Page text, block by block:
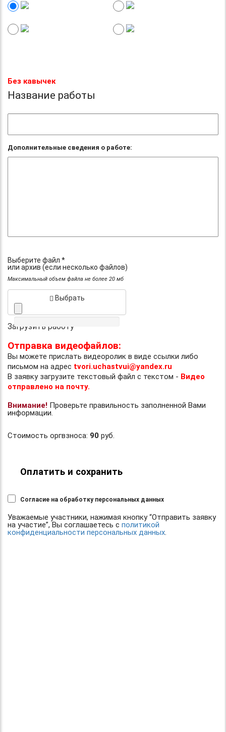
Без кавычек
Название работы
Дополнительные сведения о работе:
Выберите файл *
или архив (если несколько файлов)
Максимальный объем файла не более 20 мб
Выбрать
Загрузить работу
Отправка видеофайлов:
Вы можете прислать видеоролик в виде ссылки либо
письмом на адрес tvori.uchastvui@yandex.ru
В заявку загрузите текстовый файл с текстом - Видео
отправлено на почту.
Внимание! Проверьте правильность заполненной Вами
информации.
Стоимость оргвзноса: 90 руб.
Оплатить и сохранить
Согласие на обработку персональных данных
Уважаемые участники, нажимая кнопку “Отправить заявку
на участие”, Вы соглашаетесь с политикой
конфиденциальности персональных данных.